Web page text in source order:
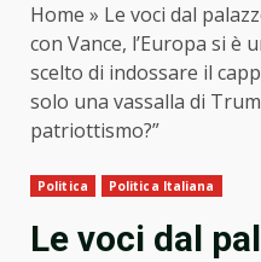
Home » Le voci dal
con Vance, l’Europa si è
scelto di indossare il
solo una vassalla di
patriottismo?”
Politica Politica Italiana
Le voci dal